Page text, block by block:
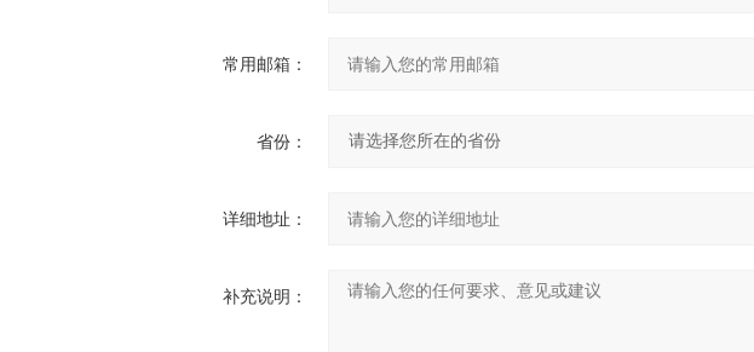
常用邮箱：
省份：
详细地址：
补充说明：